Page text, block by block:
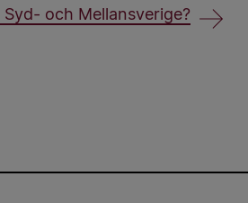
och Mellansverige?